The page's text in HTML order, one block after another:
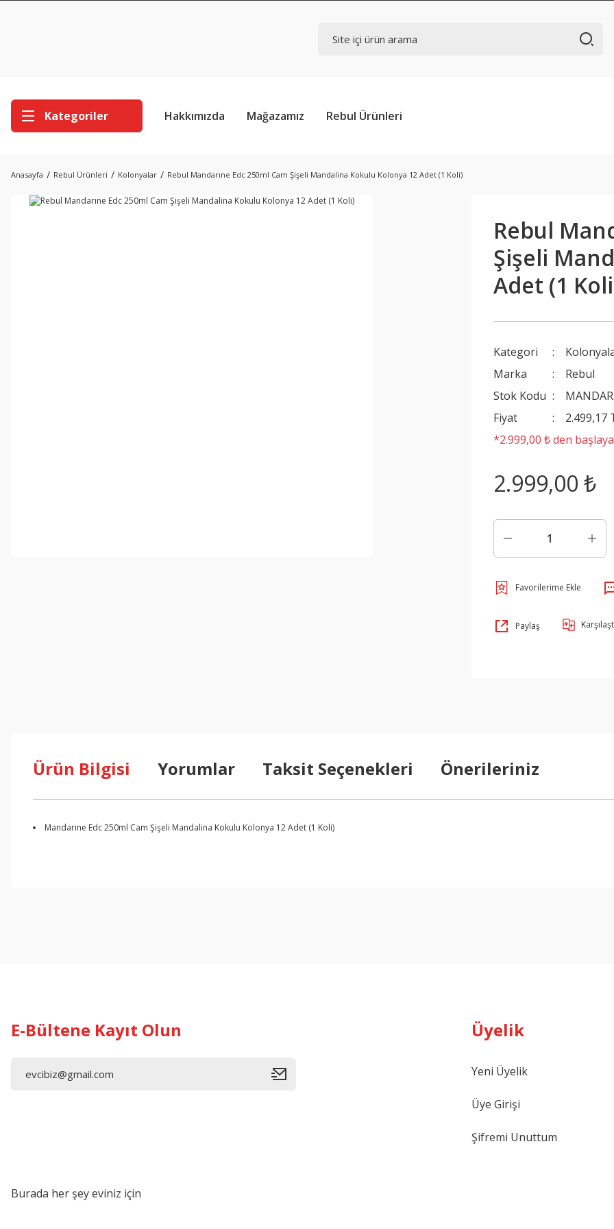
Kategoriler Hakkımızda Mağazamız Rebul Ürünleri
Anasayfa Rebul Ürünleri Kolonyalar Rebul Mandarıne Edc 250ml Cam Şişeli Mandalina Kokulu Kolonya 12 Adet (1 Koli)
Rebul
Şişeli
Adet (1
Kategori
Marka
Rebul
Stok Kodu
Fiyat
2.499,17
*2.999,00 ₺ den
2.999,00 ₺
Paylaş
Ürün Bilgisi Yorumlar Taksit Seçenekleri Önerileriniz
Mandarıne Edc 250ml Cam Şişeli Mandalina Kokulu Kolonya 12 Adet (1 Koli)
E-Bültene Kayıt Olun
Burada her şey eviniz için
Üyelik
Yeni Üyelik
Üye Girişi
Şifremi Unuttum